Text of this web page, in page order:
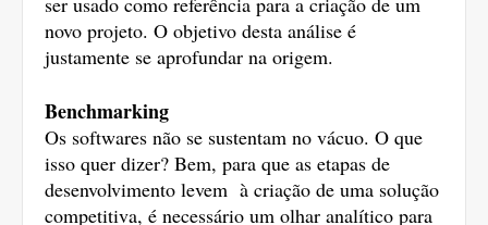
novo projeto. O objetivo desta análise é
justamente se aprofundar na origem.
Benchmarking
Os softwares não se sustentam no vácuo. O que
isso quer dizer? Bem, para que as etapas de
desenvolvimento levem  à criação de uma solução
competitiva, é necessário um olhar analítico para